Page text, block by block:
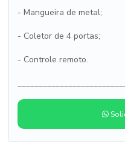
- Mangueira de metal;
- Coletor de 4 portas;
- Controle remoto.